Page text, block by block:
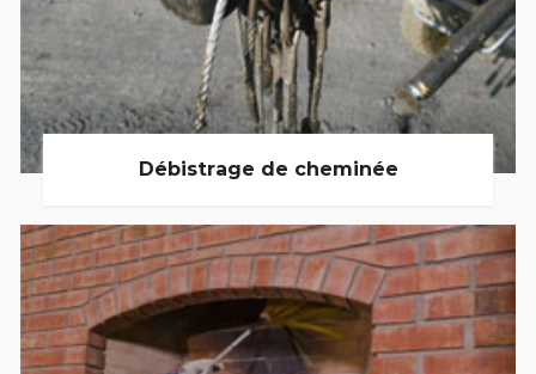
Débistrage de cheminée